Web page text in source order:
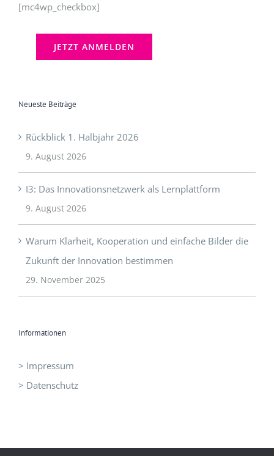
[mc4wp_checkbox]
Neueste Beiträge
Rückblick 1. Halbjahr 2026
9. August 2026
I3: Das Innovationsnetzwerk als Lernplattform
9. August 2026
Warum Klarheit, Kooperation und einfache Bilder die
Zukunft der Innovation bestimmen
29. November 2025
Informationen
> Impressum
> Datenschutz